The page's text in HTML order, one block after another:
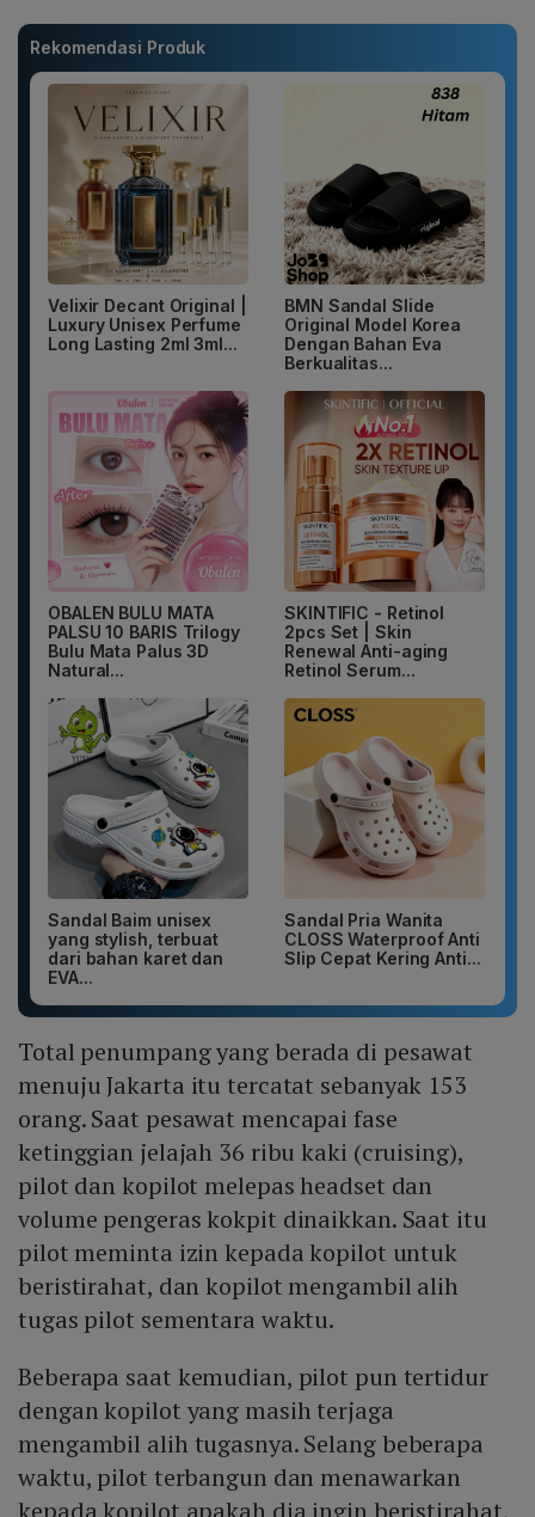
Rekomendasi Produk
Velixir Decant Original |
Luxury Unisex Perfume
Long Lasting 2ml 3ml...
BMN Sandal Slide
Original Model Korea
Dengan Bahan Eva
Berkualitas...
OBALEN BULU MATA
PALSU 10 BARIS Trilogy
Bulu Mata Palus 3D
Natural...
SKINTIFIC - Retinol
2pcs Set | Skin
Renewal Anti-aging
Retinol Serum...
Sandal Baim unisex
yang stylish, terbuat
dari bahan karet dan
EVA...
Sandal Pria Wanita
CLOSS Waterproof Anti
Slip Cepat Kering Anti...
Total penumpang yang berada di pesawat
menuju Jakarta itu tercatat sebanyak 153
orang. Saat pesawat mencapai fase
ketinggian jelajah 36 ribu kaki (cruising),
pilot dan kopilot melepas headset dan
volume pengeras kokpit dinaikkan. Saat itu
pilot meminta izin kepada kopilot untuk
beristirahat, dan kopilot mengambil alih
tugas pilot sementara waktu.
Beberapa saat kemudian, pilot pun tertidur
dengan kopilot yang masih terjaga
mengambil alih tugasnya. Selang beberapa
waktu, pilot terbangun dan menawarkan
kepada kopilot apakah dia ingin beristirahat,